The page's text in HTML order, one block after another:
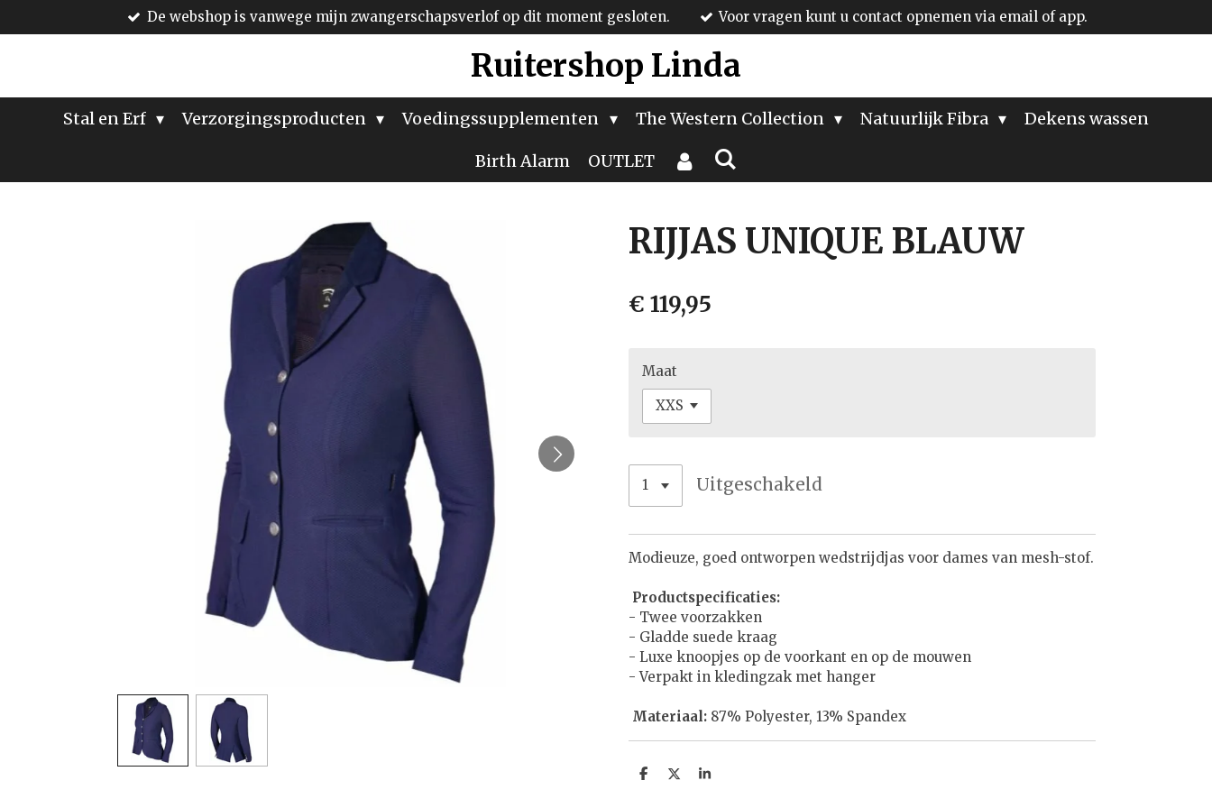
direct
hoofdinhoud
De webshop is vanwege mijn zwangerschapsverlof op dit moment gesloten. Voor vragen kunt u contact opnemen via email of app.
Ruitershop Linda
Stal en Erf Verzorgingsproducten Voedingssupplementen The Western Collection Natuurlijk Fibra Dekens wassen
Birth Alarm OUTLET
RIJJAS UNIQUE BLAUW
€ 119,95
Maat
Uitgeschakeld
Modieuze, goed ontworpen wedstrijdjas voor dames van mesh-stof.
Productspecificaties:
- Twee voorzakken
- Gladde suede kraag
- Luxe knoopjes op de voorkant en op de mouwen
- Verpakt in kledingzak met hanger
Materiaal: 87% Polyester, 13% Spandex
D
D
S